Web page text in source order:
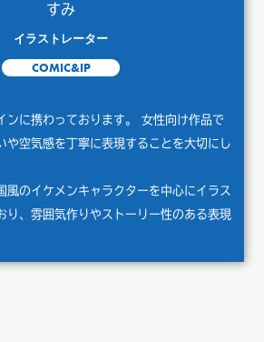
すみ
イラストレーター
COMIC&IP
ンに携わっております。 女性向け作品で
や空気感を丁寧に表現することを大切にし
風のイケメンキャラクターを中心にイラス
り、雰囲気作りやストーリー性のある表現